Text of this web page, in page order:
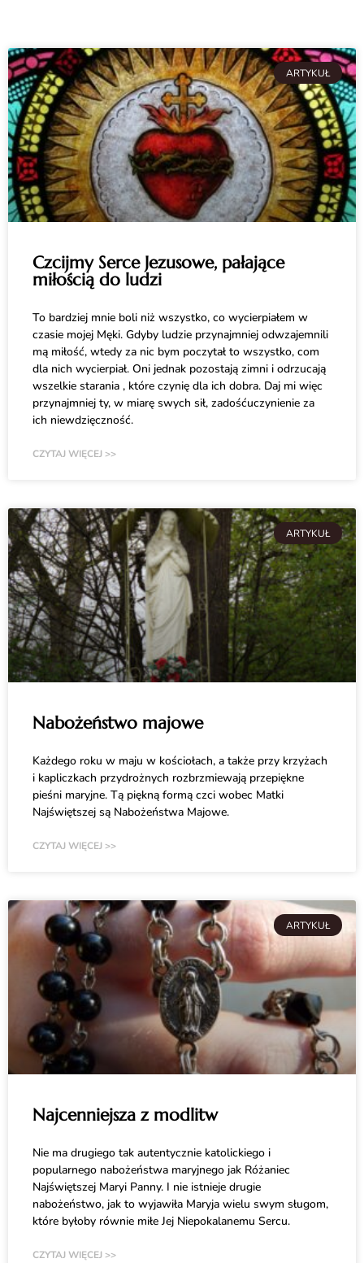
ARTYKUŁ
Czcijmy Serce Jezusowe, pałające
miłością do ludzi
To bardziej mnie boli niż wszystko, co wycierpiałem w
czasie mojej Męki. Gdyby ludzie przynajmniej odwzajemnili
mą miłość, wtedy za nic bym poczytał to wszystko, com
dla nich wycierpiał. Oni jednak pozostają zimni i odrzucają
wszelkie starania , które czynię dla ich dobra. Daj mi więc
przynajmniej ty, w miarę swych sił, zadośćuczynienie za
ich niewdzięczność.
CZYTAJ WIĘCEJ >>
ARTYKUŁ
Nabożeństwo majowe
Każdego roku w maju w kościołach, a także przy krzyżach
i kapliczkach przydrożnych rozbrzmiewają przepiękne
pieśni maryjne. Tą piękną formą czci wobec Matki
Najświętszej są Nabożeństwa Majowe.
CZYTAJ WIĘCEJ >>
ARTYKUŁ
Najcenniejsza z modlitw
Nie ma drugiego tak autentycznie katolickiego i
popularnego nabożeństwa maryjnego jak Różaniec
Najświętszej Maryi Panny. I nie istnieje drugie
nabożeństwo, jak to wyjawiła Maryja wielu swym sługom,
które byłoby równie miłe Jej Niepokalanemu Sercu.
CZYTAJ WIĘCEJ >>